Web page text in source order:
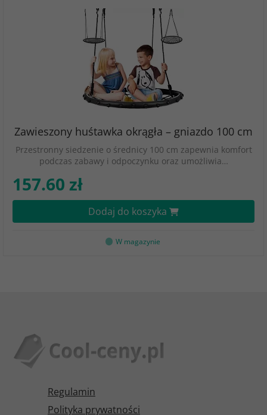
Zawieszony huśtawka okrągła – gniazdo 100 cm
Przestronny siedzenie o średnicy 100 cm zapewnia komfort
podczas zabawy i odpoczynku oraz umożliwia…
157.60 zł
Dodaj do koszyka
W magazynie
Regulamin
Polityka prywatności